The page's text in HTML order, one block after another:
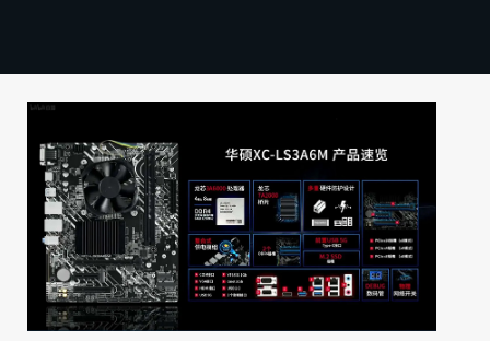
TECHBBS
HINTA.FI
KAUPPA
VAIHDA TEEMA